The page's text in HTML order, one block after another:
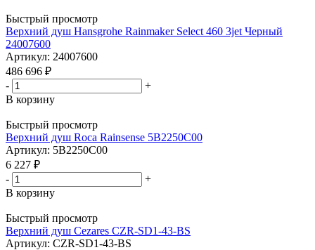
Быстрый просмотр
Верхний душ Hansgrohe Rainmaker Select 460 3jet Черный
24007600
Артикул: 24007600
486 696 ₽
-
+
В корзину
Быстрый просмотр
Верхний душ Roca Rainsense 5B2250C00
Артикул: 5B2250C00
6 227 ₽
-
+
В корзину
Быстрый просмотр
Верхний душ Cezares CZR-SD1-43-BS
Артикул: CZR-SD1-43-BS